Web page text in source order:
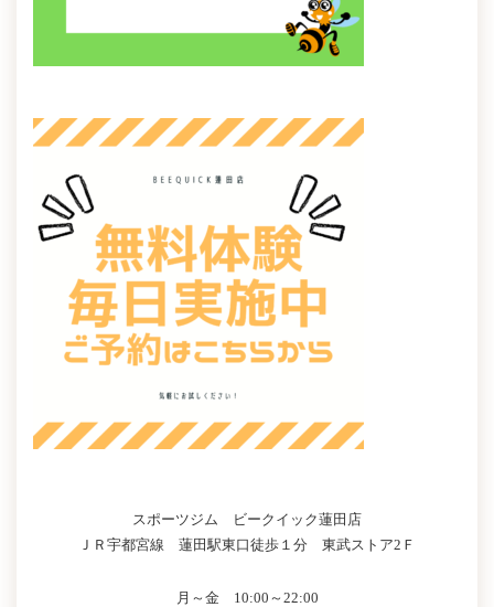
スポーツジム ビークイック蓮田店
ＪＲ宇都宮線 蓮田駅東口徒歩１分 東武ストア2Ｆ
月～金 10:00～22:00